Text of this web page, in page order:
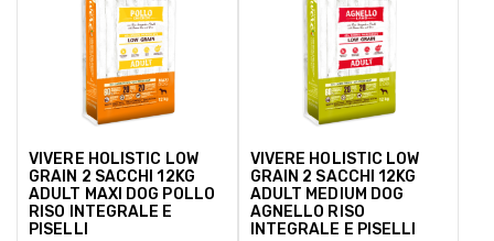
VIVERE HOLISTIC LOW
GRAIN 2 SACCHI 12KG
ADULT MAXI DOG POLLO
RISO INTEGRALE E
PISELLI
VIVERE HOLISTIC LOW
GRAIN 2 SACCHI 12KG
ADULT MEDIUM DOG
AGNELLO RISO
INTEGRALE E PISELLI